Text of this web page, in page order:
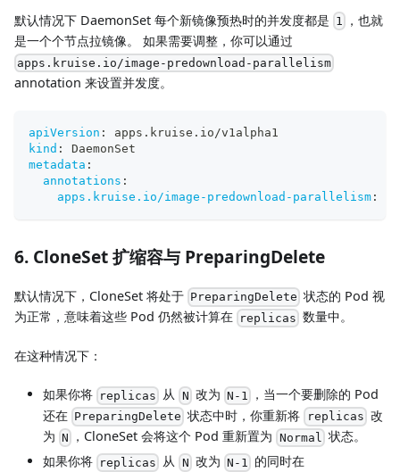
默认情况下 DaemonSet 每个新镜像预热时的并发度都是 1
，也就
是一个个节点拉镜像。 如果需要调整，你可以通过
apps.kruise.io/image-predownload-parallelism
annotation 来设置并发度。
apiVersion :
apps.kruise.io/v1alpha1
kind :
DaemonSet
metadata :
annotations :
apps.kruise.io/image-predownload-parallelism :
6. CloneSet 扩缩容与 PreparingDelete
默认情况下，CloneSet 将处于 PreparingDelete 状态的 Pod 视
为正常，意味着这些 Pod 仍然被计算在 replicas 数量中。
在这种情况下：
如果你将 replicas 从 N 改为 N-1
，当一个要删除的 Pod
还在 PreparingDelete 状态中时，你重新将 replicas 改
为 N ，CloneSet 会将这个 Pod 重新置为 Normal 状态。
如果你将 replicas 从 N 改为 N-1 的同时在